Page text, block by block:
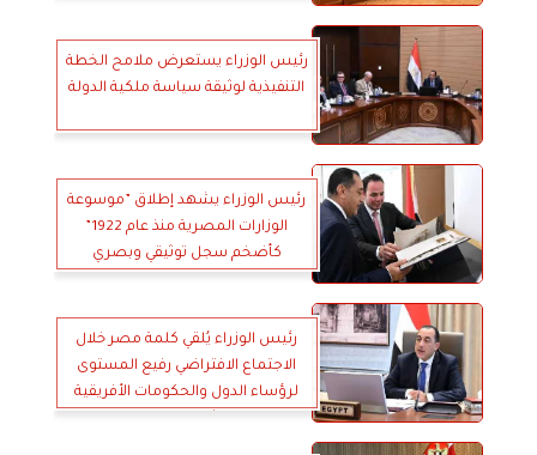
رئيس الوزراء يستعرض ملامح الخطة
التنفيذية لوثيقة سياسة ملكية الدولة
رئيس الوزراء يشهد إطلاق ”موسوعة
الوزارات المصرية منذ عام 1922”
كأضخم سجل توثيقي وبصري
رئيس الوزراء يُلقي كلمة مصر خلال
الاجتماع الافتراضي رفيع المستوى
لرؤساء الدول والحكومات الأفريقية